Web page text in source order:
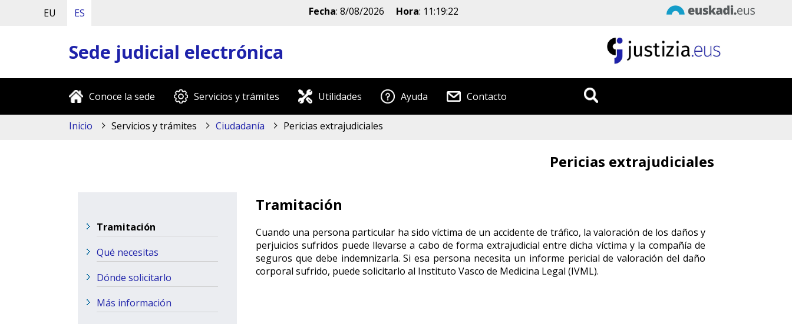
EU ES Fecha: 8/08/2026 Hora: 11:19:22
Sede judicial electrónica
Conoce la sede Servicios y trámites Utilidades Ayuda Contacto
Inicio
Servicios y trámites Ciudadanía Pericias extrajudiciales
Pericias extrajudiciales
Tramitación
Qué necesitas
Dónde solicitarlo
Más información
Tramitación
Cuando una persona particular ha sido víctima de un accidente de tráfico, la valoración de los daños y
perjuicios sufridos puede llevarse a cabo de forma extrajudicial entre dicha víctima y la compañía de
seguros que debe indemnizarla. Si esa persona necesita un informe pericial de valoración del daño
corporal sufrido, puede solicitarlo al Instituto Vasco de Medicina Legal (IVML).